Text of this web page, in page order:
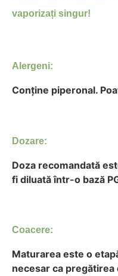
vaporizați singur!
Alergeni:
Conține piperonal.
Dozare:
Doza recomandată
fi diluată într-o bază
Coacere:
Maturarea este o
necesar ca pregătirea